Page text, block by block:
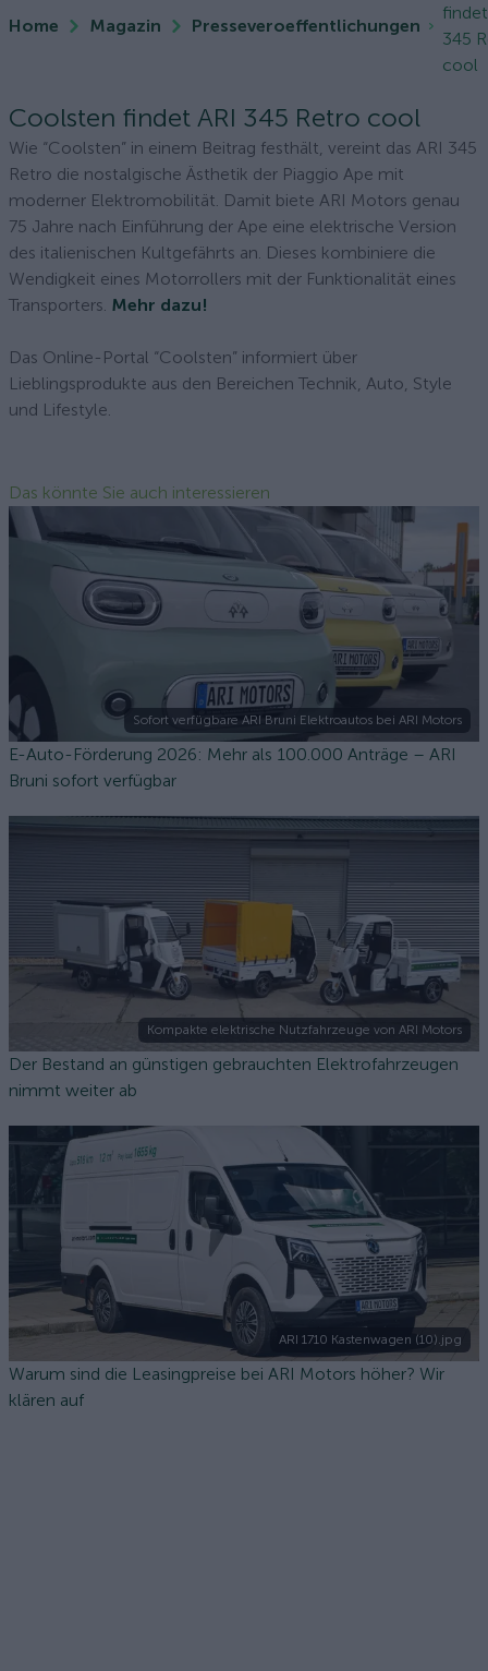
Home Magazin Presseveroeffentlichungen
345
cool
Coolsten findet ARI 345 Retro cool
Wie “Coolsten” in einem Beitrag festhält, vereint das ARI 345
Retro die nostalgische Ästhetik der Piaggio Ape mit
moderner Elektromobilität. Damit biete ARI Motors genau
75 Jahre nach Einführung der Ape eine elektrische Version
des italienischen Kultgefährts an. Dieses kombiniere die
Wendigkeit eines Motorrollers mit der Funktionalität eines
Transporters. Mehr dazu!
Das Online-Portal “Coolsten” informiert über
Lieblingsprodukte aus den Bereichen Technik, Auto, Style
und Lifestyle.
Das könnte Sie auch interessieren
Sofort verfügbare ARI Bruni Elektroautos bei ARI Motors
E-Auto-Förderung 2026: Mehr als 100.000 Anträge – ARI
Bruni sofort verfügbar
Kompakte elektrische Nutzfahrzeuge von ARI Motors
Der Bestand an günstigen gebrauchten Elektrofahrzeugen
nimmt weiter ab
ARI 1710 Kastenwagen (10).jpg
Warum sind die Leasingpreise bei ARI Motors höher? Wir
klären auf